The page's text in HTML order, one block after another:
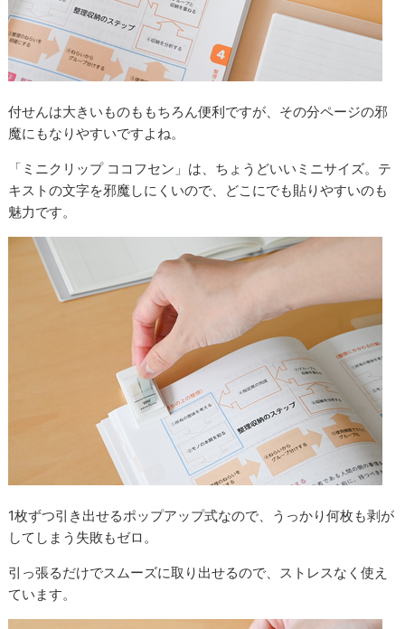
付せんは大きいものももちろん便利ですが、その分ページの邪
魔にもなりやすいですよね。
「ミニクリップ ココフセン」は、ちょうどいいミニサイズ。テ
キストの文字を邪魔しにくいので、どこにでも貼りやすいのも
魅力です。
1枚ずつ引き出せるポップアップ式なので、うっかり何枚も剥が
してしまう失敗もゼロ。
引っ張るだけでスムーズに取り出せるので、ストレスなく使え
ています。